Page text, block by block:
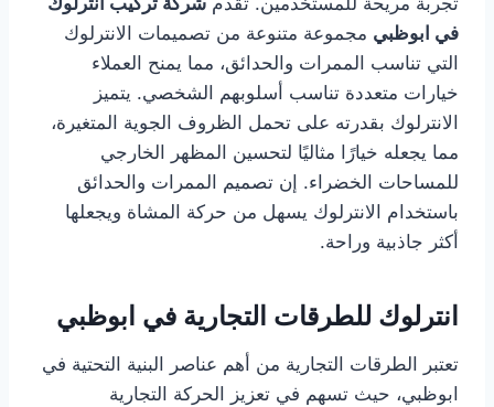
في ابوظبي مجموعة متنوعة من تصميمات الانترلوك
التي تناسب الممرات والحدائق، مما يمنح العملاء
خيارات متعددة تناسب أسلوبهم الشخصي. يتميز
الانترلوك بقدرته على تحمل الظروف الجوية المتغيرة،
مما يجعله خيارًا مثاليًا لتحسين المظهر الخارجي
للمساحات الخضراء. إن تصميم الممرات والحدائق
باستخدام الانترلوك يسهل من حركة المشاة ويجعلها
أكثر جاذبية وراحة.
انترلوك للطرقات التجارية في ابوظبي
تعتبر الطرقات التجارية من أهم عناصر البنية التحتية في
ابوظبي، حيث تسهم في تعزيز الحركة التجارية